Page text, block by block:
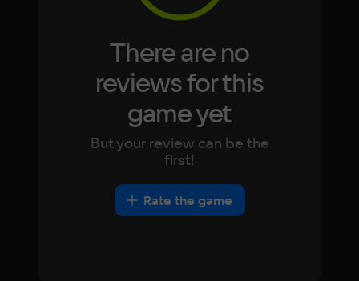
Processor
Intel Core i7 8700
Memory
Video card
GTX 1070
There are no
reviews for this
game yet
But your review can be the
first!
Rate the game